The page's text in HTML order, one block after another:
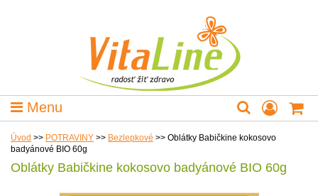
Menu
Úvod >> POTRAVINY >> Bezlepkové >> Oblátky Babičkine kokosovo
badyánové BIO 60g
Oblátky Babičkine kokosovo badyánové BIO 60g